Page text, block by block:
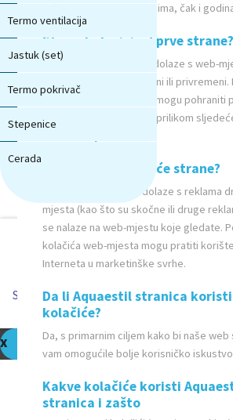
Termo ventilacija
Jastuk (set)
Termo pokrivač
Stepenice
Cerada
NAPOMENA! Ova stranica koristi
kolačiće i slične tehnologije.
Saznaj više Shvaćam
računalu danima, mjesecima, čak i
Što su kolačići od prve strane?
Kolačići od prve strane dolaze s web-
gledate, a mogu biti stalni ili privremeni.
tih kolačića web-mjesta mogu pohraniti
koje će ponovo koristiti prilikom
Što su kolačići treće strane?
Kolačići treće strane dolaze s reklama
mjesta (kao što su skočne ili druge
se nalaze na web-mjestu koje gledate.
kolačića web-mjesta mogu pratiti
Interneta u marketinške svrhe.
Da li Aquaestil stranica koristi
kolačiće?
Da, s primarnim ciljem kako bi naše web
vam omogućile bolje korisničko
Kakve kolačiće koristi
stranica i zašto